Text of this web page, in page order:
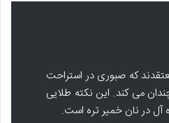
که صبوری در استراحت
می کند. این نکته طلایی
آل در نان خمیر تره است.